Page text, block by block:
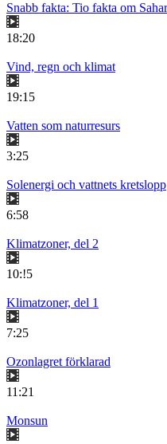
Snabb fakta: Tio fakta om
18:20
Vind, regn och klimat
19:15
Vatten som naturresurs
3:25
Solenergi och vattnets kretslopp
6:58
Klimatzoner, del 2
10:!5
Klimatzoner, del 1
7:25
Ozonlagret förklarad
11:21
Monsun